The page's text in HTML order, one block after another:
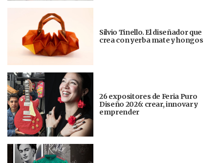
Silvio Tinello. El diseñador que
crea con yerba mate y hongos
26 expositores de Feria Puro
Diseño 2026: crear, innovar y
emprender